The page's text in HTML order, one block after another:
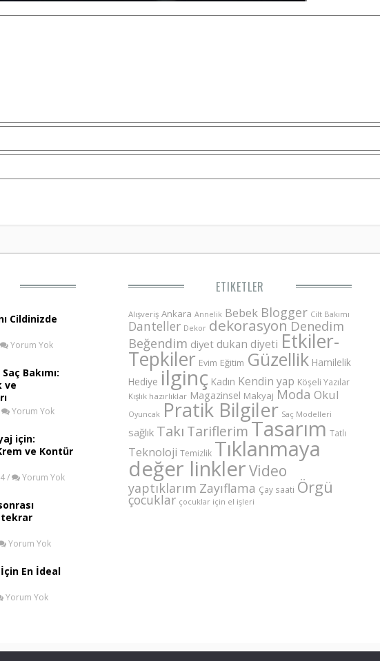
Cildinizde
Yorum Yok
Bakımı:
ve
Yorum Yok
için:
ve Kontür
/ Yorum Yok
tekrar
Yorum Yok
En İdeal
Yorum Yok
ETIKETLER
Alışveriş Ankara Annelik Bebek Blogger Cilt Bakımı
Danteller Dekor dekorasyon Denedim
Beğendim diyet dukan diyeti Etkiler-
Tepkiler Evim Eğitim Güzellik Hamilelik
Hediye ilginç Kadın Kendin yap Köşeli Yazılar
Kışlık hazırlıklar Magazinsel Makyaj Moda Okul
Oyuncak Pratik Bilgiler Saç Modelleri
sağlık Takı Tariflerim Tasarım Tatlı
Teknoloji Temizlik Tıklanmaya
değer linklerVideo
yaptıklarım Zayıflama Çay saati Örgü
çocuklar çocuklar için el işleri